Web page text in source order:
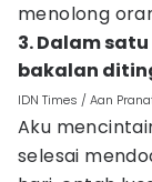
menolong
3. Dalam
bakalan
IDN Times / Aan
Aku
selesai